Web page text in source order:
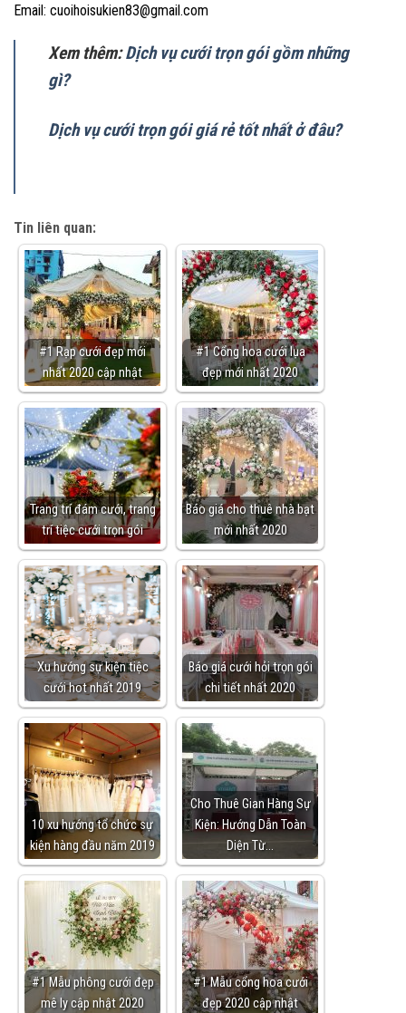
Email: cuoihoisukien83@gmail.com
Xem thêm:Dịch vụ cưới trọn gói gồm những
gì?
Dịch vụ cưới trọn gói giá rẻ tốt nhất ở đâu?
Tin liên quan:
#1 Rạp cưới đẹp mới
nhất 2020 cập nhật
#1 Cổng hoa cưới lụa
đẹp mới nhất 2020
Trang trí đám cưới, trang
trí tiệc cưới trọn gói
Báo giá cho thuê nhà bạt
mới nhất 2020
Xu hướng sự kiện tiệc
cưới hot nhất 2019
Báo giá cưới hỏi trọn gói
chi tiết nhất 2020
10 xu hướng tổ chức sự
kiện hàng đầu năm 2019
Cho Thuê Gian Hàng Sự
Kiện: Hướng Dẫn Toàn
Diện Từ…
#1 Mẫu phông cưới đẹp
mê ly cập nhật 2020
#1 Mẫu cổng hoa cưới
đẹp 2020 cập nhật